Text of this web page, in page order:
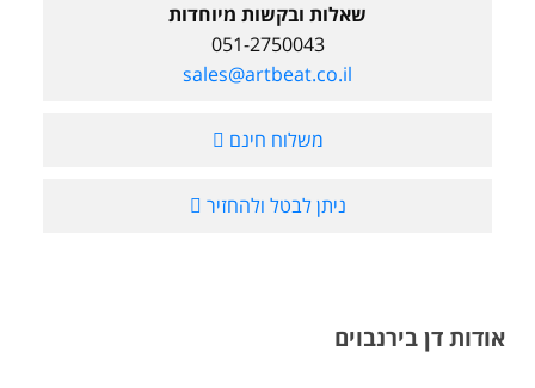
שאלות ובקשות מיוחדות
051-2750043
sales@artbeat.co.il
משלוח חינם
ניתן לבטל ולהחזיר
אודות דן בירנבוים